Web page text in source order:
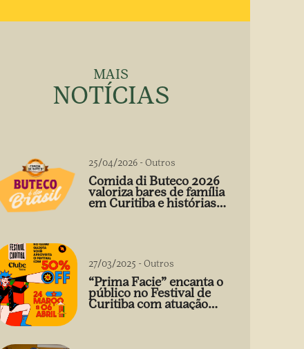
MAIS
NOTÍCIAS
25/04/2026 -Outros
Comida di Buteco 2026
valoriza bares de família
em Curitiba e histórias
27/03/2025 -Outros
“Prima Facie” encanta o
público no Festival de
Curitiba com atuação
arrebatadora de Débora